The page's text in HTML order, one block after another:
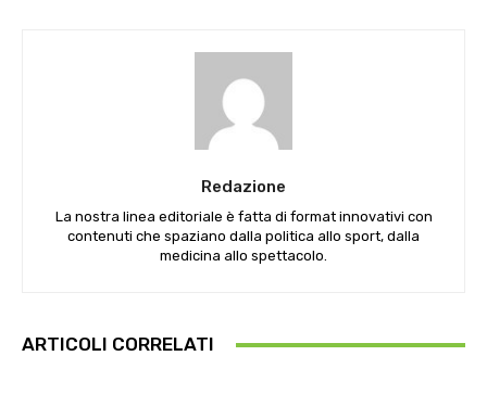
Redazione
La nostra linea editoriale è fatta di format innovativi con
contenuti che spaziano dalla politica allo sport, dalla
medicina allo spettacolo.
ARTICOLI CORRELATI